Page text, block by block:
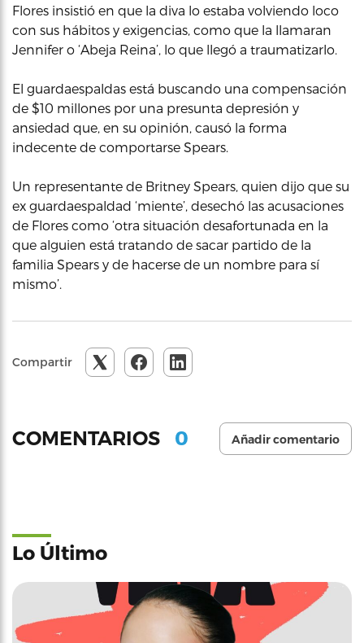
Flores insistió en que la diva lo estaba volviendo loco
con sus hábitos y exigencias, como que la llamaran
Jennifer o ‘Abeja Reina’, lo que llegó a traumatizarlo.
El guardaespaldas está buscando una compensación
de $10 millones por una presunta depresión y
ansiedad que, en su opinión, causó la forma
indecente de comportarse Spears.
Un representante de Britney Spears, quien dijo que su
ex guardaespaldad ‘miente’, desechó las acusaciones
de Flores como ‘otra situación desafortunada en la
que alguien está tratando de sacar partido de la
familia Spears y de hacerse de un nombre para sí
mismo’.
Compartir
COMENTARIOS 0 Añadir comentario
Lo Último